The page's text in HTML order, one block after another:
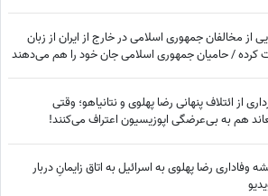
از مخالفان جمهوری اسلامی در خارج از ایران از زبان
کرده / حامیان جمهوری اسلامی جان خود را هم می‌دهند
از ائتلاف پنهانی رضا پهلوی و نتانیاهو؛ وقتی
هم به بی‌عرضگی اپوزیسیون اعتراف می‌کنند!
رضا پهلوی به اسرائیل به اتاق زایمانِ دربار